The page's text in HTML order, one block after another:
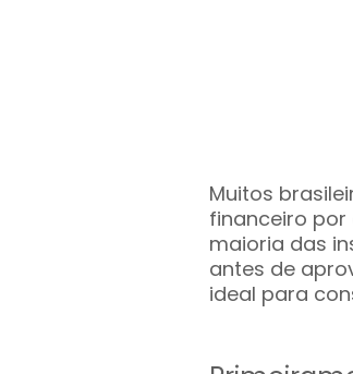
Muitos
financeiro
maioria das
antes de
ideal para